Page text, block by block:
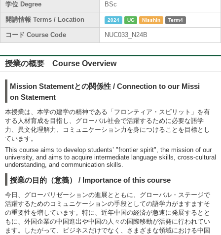
学位 Degree BSc
開講情報 Terms / Location 2024 UG Nisshin Term4
コード Course Code NUC033_N24B
授業の概要 Course Overview
Mission Statementとの関係性 / Connection to our Missi
on Statement
本授業は、本学の建学の精神である「フロンティア・スピリット」を有
する人材育成を目指し、グローバル社会で活躍するために必要な語学
力、異文化理解力、コミュニケーション力を身につけることを目標とし
ています。
This course aims to develop students’ "frontier spirit", the mission of our
university, and aims to acquire intermediate language skills, cross-cultural
understanding, and communication skills.
授業の目的（意義） / Importance of this course
今日、グローバリゼーションの進展とともに、グローバル・ステージで
活躍するためのコミュニケーションの手段としての語学力がますますそ
の重要性を増しています。特に、近年中国の経済が急速に発展するとと
もに、外国企業の中国進出や中国の人々の国際移動が活発に行われてい
ます。したがって、ビジネスだけでなく、さまざまな領域における中国